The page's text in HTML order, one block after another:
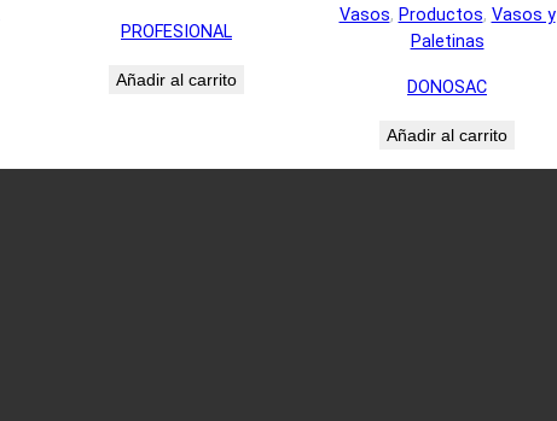
PROFESIONAL
Añadir al carrito
Vasos, Productos, Vasos y
Paletinas
DONOSAC
Añadir al carrito